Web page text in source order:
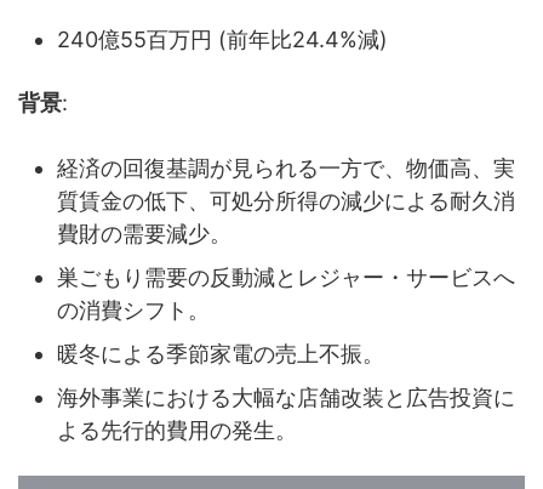
240億55百万円 (前年比24.4%減)
背景:
経済の回復基調が見られる一方で、物価高、実
質賃金の低下、可処分所得の減少による耐久消
費財の需要減少。
巣ごもり需要の反動減とレジャー・サービスへ
の消費シフト。
暖冬による季節家電の売上不振。
海外事業における大幅な店舗改装と広告投資に
よる先行的費用の発生。